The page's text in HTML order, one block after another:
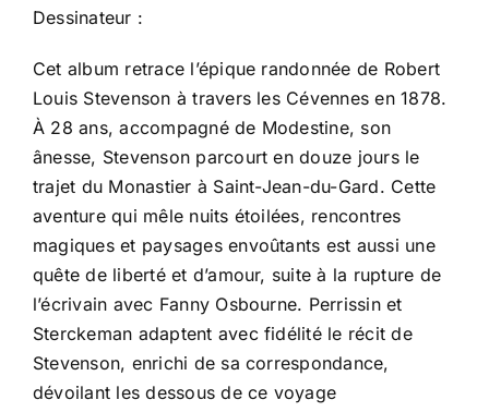
Dessinateur :
Cet album retrace l’épique randonnée de Robert
Louis Stevenson à travers les Cévennes en 1878.
À 28 ans, accompagné de Modestine, son
ânesse, Stevenson parcourt en douze jours le
trajet du Monastier à Saint-Jean-du-Gard. Cette
aventure qui mêle nuits étoilées, rencontres
magiques et paysages envoûtants est aussi une
quête de liberté et d’amour, suite à la rupture de
l’écrivain avec Fanny Osbourne. Perrissin et
Sterckeman adaptent avec fidélité le récit de
Stevenson, enrichi de sa correspondance,
dévoilant les dessous de ce voyage